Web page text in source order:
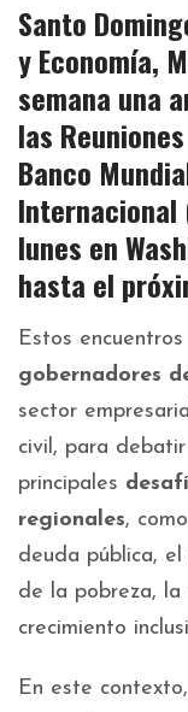
Santo
y Economía,
semana una
las
Banco
Internacional
lunes en
hasta el
Estos
gobernadores
sector
civil, para
principales
regionales,
deuda pública,
de la pobreza, la
crecimiento
En este